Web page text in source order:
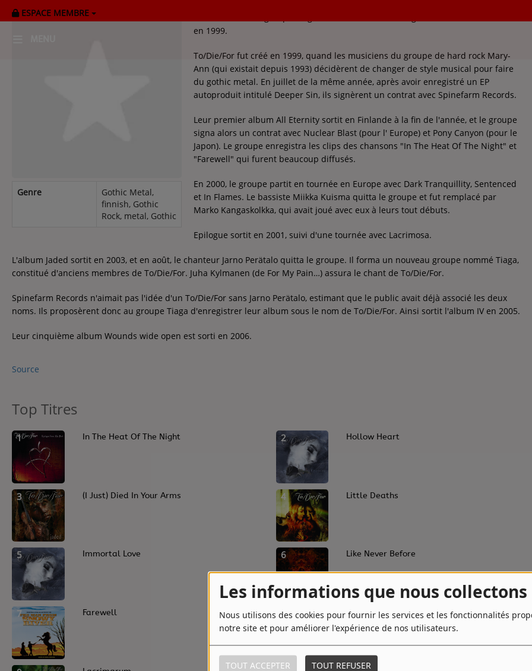
Les informations que nous collectons
Nous utilisons des cookies pour fournir les services et les fonctionnalités
notre site et pour améliorer l'expérience de nos utilisateurs.
TOUT ACCEPTER TOUT REFUSER
ESPACE MEMBRE
Cultur'Ciné - Jean Meurice
Contact
Contact
Régie Publicitaire
Recherche d'un titre
Genre
Gothic Metal,
finnish, Gothic
Rock, metal, Gothic
en 1999.
To/Die/For fut créé en 1999, quand les musiciens du groupe de hard rock Mary-
Ann (qui existait depuis 1993) décidèrent de changer de style musical pour faire
du gothic metal. En juillet de la même année, après avoir enregistré un EP
autoproduit intitulé Deeper Sin, ils signèrent un contrat avec Spinefarm Records.
Leur premier album All Eternity sortit en Finlande à la fin de l'année, et le groupe
signa alors un contrat avec Nuclear Blast (pour l' Europe) et Pony Canyon (pour le
Japon). Le groupe enregistra les clips des chansons "In The Heat Of The Night" et
"Farewell" qui furent beaucoup diffusés.
En 2000, le groupe partit en tournée en Europe avec Dark Tranquillity, Sentenced
et In Flames. Le bassiste Miikka Kuisma quitta le groupe et fut remplacé par
Marko Kangaskolkka, qui avait joué avec eux à leurs tout débuts.
Epilogue sortit en 2001, suivi d'une tournée avec Lacrimosa.
L'album Jaded sortit en 2003, et en août, le chanteur Jarno Perätalo quitta le groupe. Il forma un nouveau groupe nommé Tiaga,
constitué d'anciens membres de To/Die/For. Juha Kylmanen (de For My Pain…) assura le chant de To/Die/For.
Spinefarm Records n'aimait pas l'idée d'un To/Die/For sans Jarno Perätalo, estimant que le public avait déjà associé les deux
noms. Ils proposèrent donc au groupe Tiaga d'enregistrer leur album sous le nom de To/Die/For. Ainsi sortit l'album IV en 2005.
Leur cinquième album Wounds wide open est sorti en 2006.
Source
Top Titres
1 In The Heat Of The Night 2 Hollow Heart
3 (I Just) Died In Your Arms 4 Little Deaths
5 Immortal Love 6 Like Never Before
7 Farewell 8 Wicked Circle